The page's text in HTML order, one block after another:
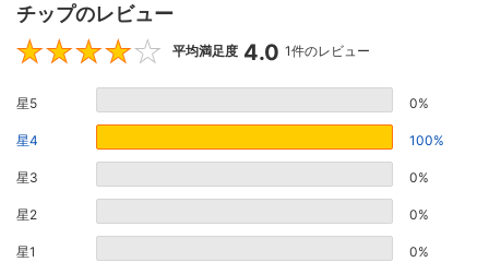
チップのレビュー
4
平均満足度 4.0 1件のレビュー
星5 0%
星4 100%
星3 0%
星2 0%
星1 0%